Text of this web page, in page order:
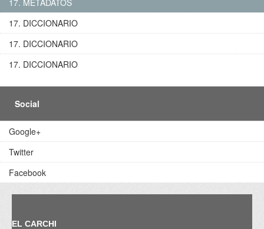
17. DICCIONARIO
17. DICCIONARIO
17. DICCIONARIO
Social
Google+
Twitter
Facebook
EL CARCHI